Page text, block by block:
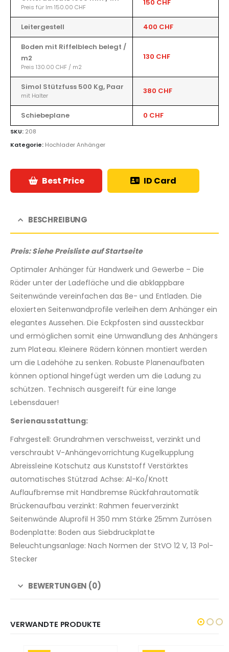
Preis für lm 150.00 CHF 150 CHF
Leitergestell 400 CHF
Boden mit Riffelblech belegt /
m2
Preis 130.00 CHF / m2
130 CHF
Simol Stützfuss 500 Kg, Paar
mit Halter 380 CHF
Schiebeplane 0 CHF
SKU: 208
Kategorie: Hochlader Anhänger
Best Price ID Card
BESCHREIBUNG
Preis: Siehe Preisliste auf Startseite
Optimaler Anhänger für Handwerk und Gewerbe – Die
Räder unter der Ladefläche und die abklappbare
Seitenwände vereinfachen das Be- und Entladen. Die
eloxierten Seitenwandprofile verleihen dem Anhänger ein
elegantes Aussehen. Die Eckpfosten sind aussteckbar
und ermöglichen somit eine Umwandlung des Anhängers
zum Plateau. Kleinere Rädern können montiert werden
um die Ladehöhe zu senken. Robuste Planenaufbaten
können optional hingefügt werden um die Ladung zu
schützen. Technisch ausgereift für eine lange
Lebensdauer!
Serienausstattung:
Fahrgestell: Grundrahmen verschweisst, verzinkt und
verschraubt V-Anhängevorrichtung Kugelkupplung
Abreissleine Kotschutz aus Kunststoff Verstärktes
automatisches Stützrad Achse: Al-Ko/Knott
Auflaufbremse mit Handbremse Rückfahrautomatik
Brückenaufbau verzinkt: Rahmen feuerverzinkt
Seitenwände Aluprofil H 350 mm Stärke 25mm Zurrösen
Bodenplatte: Boden aus Siebdruckplatte
Beleuchtungsanlage: Nach Normen der StVO 12 V, 13 Pol-
Stecker
BEWERTUNGEN (0)
VERWANDTE PRODUKTE